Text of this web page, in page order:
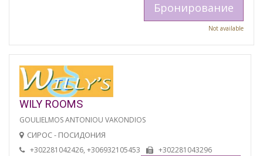
Бронирование
Not available
WILY ROOMS
GOULIELMOS ANTONIOU VAKONDIOS
СИРОС - ПОСИДОНИЯ
+302281042426, +306932105453 +302281043296